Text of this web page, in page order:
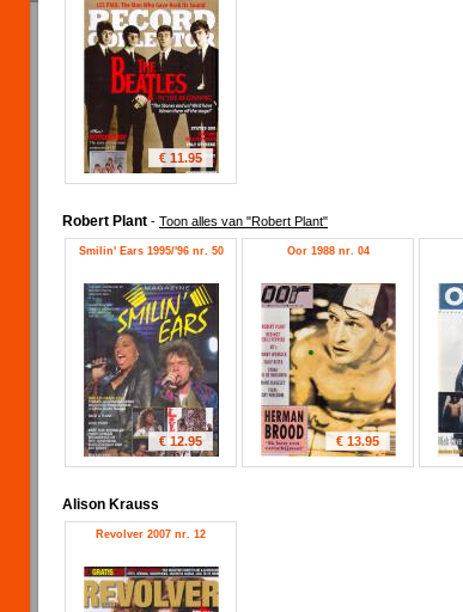
€ 11.95
Robert Plant - Toon alles van "Robert Plant"
Smilin' Ears 1995/'96 nr. 50
€ 12.95
Oor 1988 nr. 04
€ 13.95
Alison Krauss
Revolver 2007 nr. 12